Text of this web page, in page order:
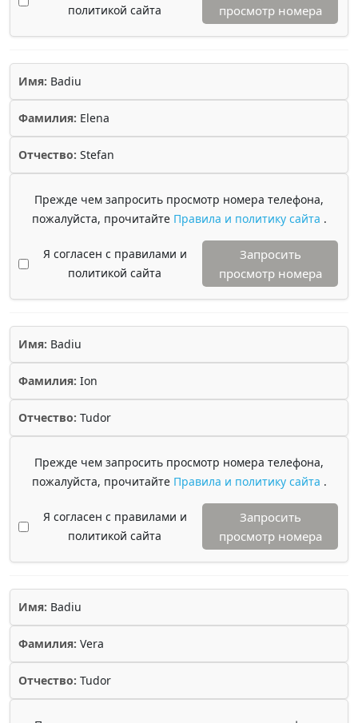
политикой сайта
просмотр номера
Имя: Badiu
Фамилия: Elena
Отчество: Stefan
Прежде чем запросить просмотр номера телефона,
пожалуйста, прочитайте Правила и политику сайта .
Я согласен с правилами и
политикой сайта
Запросить
просмотр номера
Имя: Badiu
Фамилия: Ion
Отчество: Tudor
Прежде чем запросить просмотр номера телефона,
пожалуйста, прочитайте Правила и политику сайта .
Я согласен с правилами и
политикой сайта
Запросить
просмотр номера
Имя: Badiu
Фамилия: Vera
Отчество: Tudor